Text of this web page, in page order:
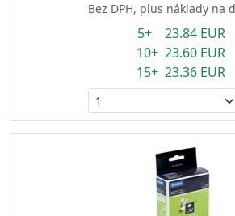
Bez DPH, plus náklady na
5+ 23.84 EUR
10+ 23.60 EUR
15+ 23.36 EUR